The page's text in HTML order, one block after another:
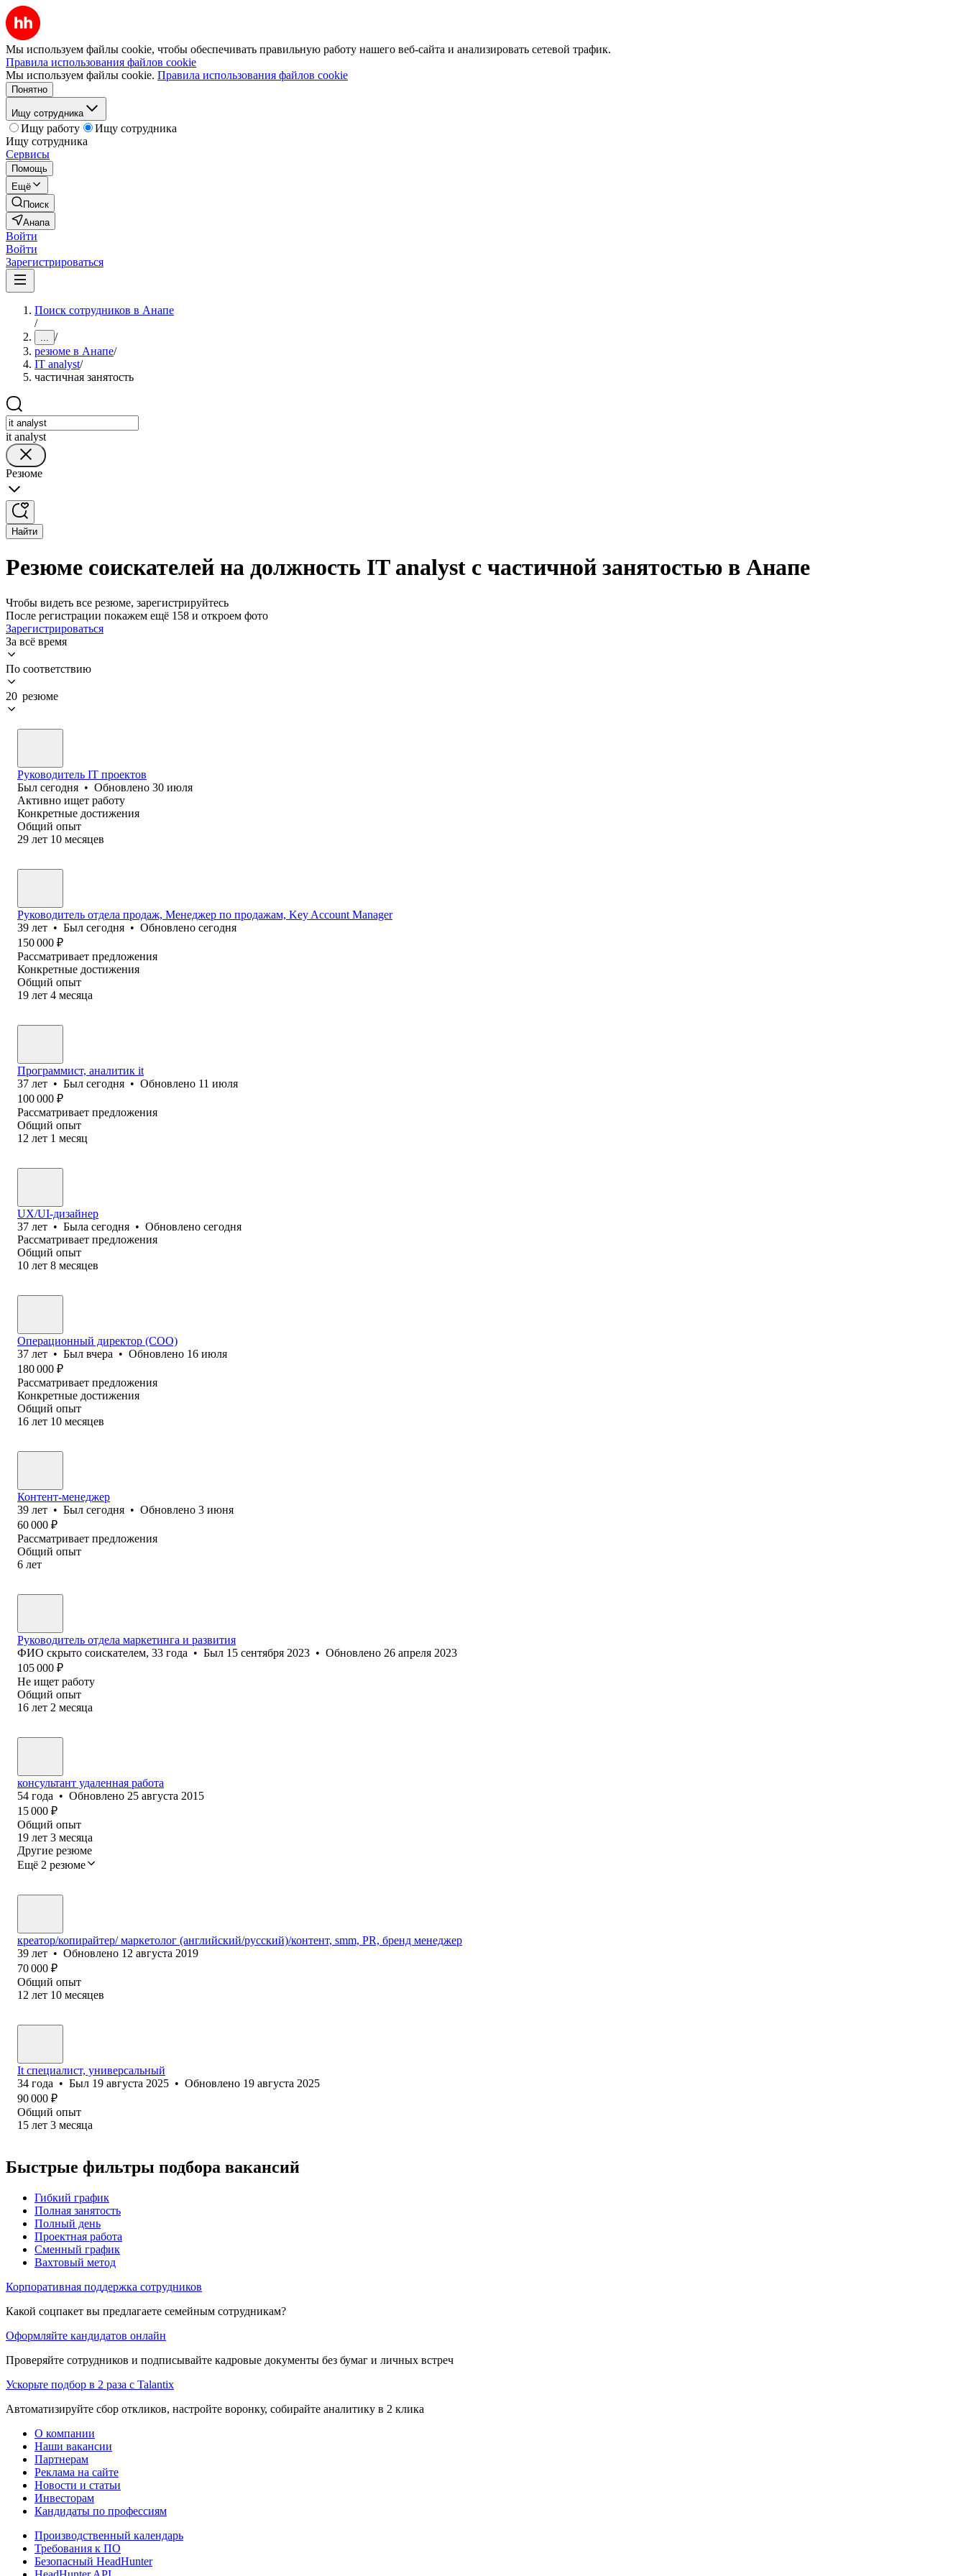
Мы используем файлы cookie, чтобы обеспечивать правильную работу нашего веб-сайта и анализировать сетевой трафик.
Правила использования файлов cookie
Мы используем файлы cookie. Правила использования файлов cookie
Понятно
Ищу сотрудника
Ищу работу
Ищу сотрудника
Ищу сотрудника
Сервисы
Помощь
Ещё
Поиск
Анапа
Войти
Войти
Зарегистрироваться
Поиск сотрудников в Анапе
/
... /
резюме в Анапе/
IT analyst/
частичная занятость
it analyst
Резюме
Найти
Резюме соискателей на должность IT analyst с частичной занятостью в Анапе
Чтобы видеть все резюме, зарегистрируйтесь
После регистрации покажем ещё 158 и откроем фото
Зарегистрироваться
За всё время
По соответствию
20 резюме
Руководитель IT проектов
Был сегодня • Обновлено 30 июля
Активно ищет работу
Конкретные достижения
Общий опыт
29 лет 10 месяцев
Руководитель отдела продаж, Менеджер по продажам, Key Account Manager
39 лет • Был сегодня • Обновлено сегодня
150 000 ₽
Рассматривает предложения
Конкретные достижения
Общий опыт
19 лет 4 месяца
Программист, аналитик it
37 лет • Был сегодня • Обновлено 11 июля
100 000 ₽
Рассматривает предложения
Общий опыт
12 лет 1 месяц
UX/UI-дизайнер
37 лет • Была сегодня • Обновлено сегодня
Рассматривает предложения
Общий опыт
10 лет 8 месяцев
Операционный директор (COO)
37 лет • Был вчера • Обновлено 16 июля
180 000 ₽
Рассматривает предложения
Конкретные достижения
Общий опыт
16 лет 10 месяцев
Контент-менеджер
39 лет • Был сегодня • Обновлено 3 июня
60 000 ₽
Рассматривает предложения
Общий опыт
6 лет
Руководитель отдела маркетинга и развития
ФИО скрыто соискателем, 33 года • Был 15 сентября 2023 • Обновлено 26 апреля 2023
105 000 ₽
Не ищет работу
Общий опыт
16 лет 2 месяца
консультант удаленная работа
54 года • Обновлено 25 августа 2015
15 000 ₽
Общий опыт
19 лет 3 месяца
Другие резюме
Ещё 2 резюме
креатор/копирайтер/ маркетолог (английский/русский)/контент, smm, PR, бренд менеджер
39 лет • Обновлено 12 августа 2019
70 000 ₽
Общий опыт
12 лет 10 месяцев
It специалист, универсальный
34 года • Был 19 августа 2025 • Обновлено 19 августа 2025
90 000 ₽
Общий опыт
15 лет 3 месяца
Быстрые фильтры подбора вакансий
Гибкий график
Полная занятость
Полный день
Проектная работа
Сменный график
Вахтовый метод
Корпоративная поддержка сотрудников
Какой соцпакет вы предлагаете семейным сотрудникам?
Оформляйте кандидатов онлайн
Проверяйте сотрудников и подписывайте кадровые документы без бумаг и личных встреч
Ускорьте подбор в 2 раза с Talantix
Автоматизируйте сбор откликов, настройте воронку, собирайте аналитику в 2 клика
О компании
Наши вакансии
Партнерам
Реклама на сайте
Новости и статьи
Инвесторам
Кандидаты по профессиям
Производственный календарь
Требования к ПО
Безопасный HeadHunter